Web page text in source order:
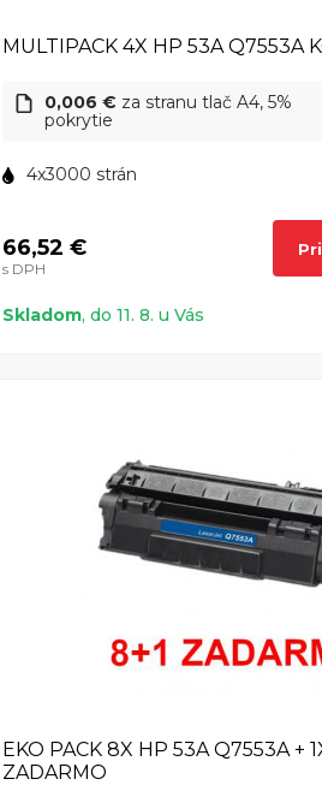
MULTIPACK 4X HP 53A Q7553A
0,006 € za stranu tlač A4, 5%
pokrytie
4x3000 strán
66,52 €
s DPH
Skladom, do 11. 8. u Vás
EKO PACK 8X HP 53A Q7553A +
ZADARMO